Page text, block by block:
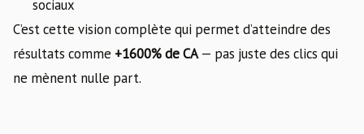
sociaux
C’est cette vision complète qui permet d’atteindre des
résultats comme +1600% de CA— pas juste des clics qui
ne mènent nulle part.